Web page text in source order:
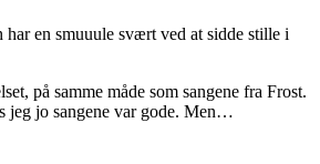
en smuuule svært ved at sidde stille i
på samme måde som sangene fra Frost.
jeg jo sangene var gode. Men…